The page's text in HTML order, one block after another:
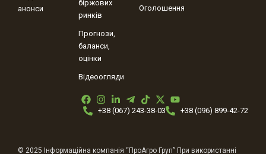
анонси
біржових
ринків
Прогнози,
баланси,
оцінки
Відеоогляди
Оголошення
+38 (067) 243-38-03 +38 (096) 899-42-72
© 2025 Інформаційна компанія “ПроАгро Груп” При використанні